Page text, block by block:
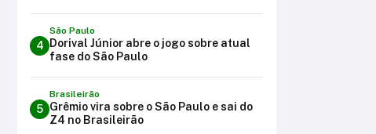
4
São Paulo
Dorival Júnior abre o jogo sobre atual
fase do São Paulo
5
Brasileirão
Grêmio vira sobre o São Paulo e sai do
Z4 no Brasileirão